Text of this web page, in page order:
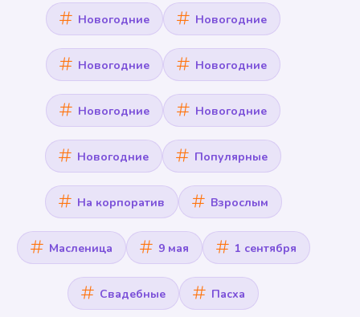
Новогодние Новогодние
Новогодние Новогодние
Новогодние Новогодние
Новогодние Популярные
На корпоратив Взрослым
Масленица 9 мая 1 сентября
Свадебные Пасха